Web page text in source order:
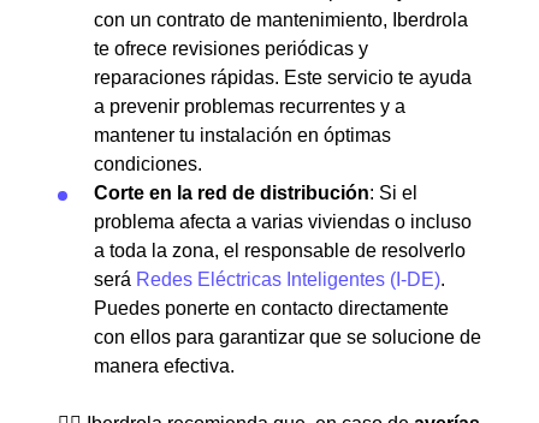
con un contrato de mantenimiento, Iberdrola
te ofrece revisiones periódicas y
reparaciones rápidas. Este servicio te ayuda
a prevenir problemas recurrentes y a
mantener tu instalación en óptimas
condiciones.
Corte en la red de distribución: Si el
problema afecta a varias viviendas o incluso
a toda la zona, el responsable de resolverlo
será Redes Eléctricas Inteligentes (I-DE).
Puedes ponerte en contacto directamente
con ellos para garantizar que se solucione de
manera efectiva.